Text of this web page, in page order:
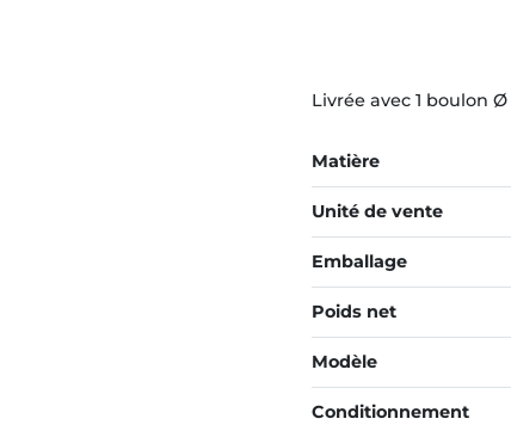
Livrée avec 1 boulon Ø
Matière
Unité de vente
Emballage
Poids net
Modèle
Conditionnement